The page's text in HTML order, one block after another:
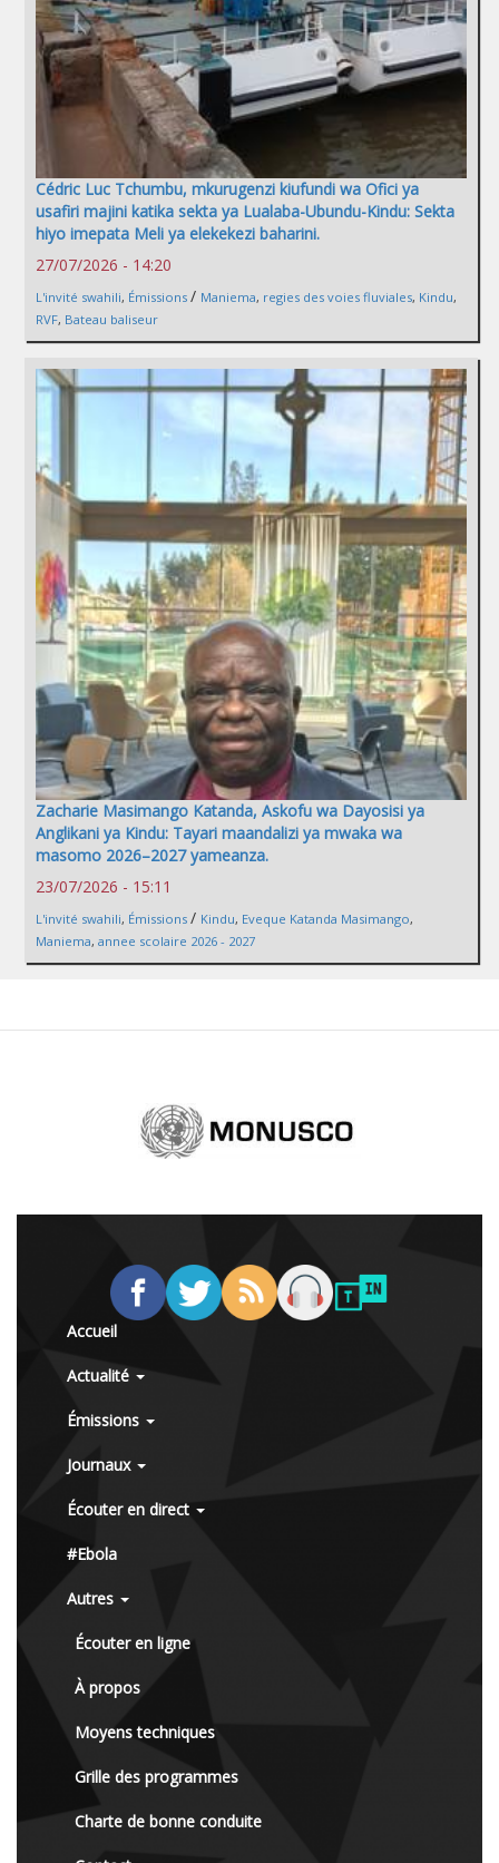
Cédric Luc Tchumbu, mkurugenzi kiufundi wa Ofici ya
usafiri majini katika sekta ya Lualaba-Ubundu-Kindu: Sekta
hiyo imepata Meli ya elekekezi baharini.
27/07/2026 - 14:20
L'invité swahili, Émissions / Maniema, regies des voies fluviales, Kindu,
RVF, Bateau baliseur
Zacharie Masimango Katanda, Askofu wa Dayosisi ya
Anglikani ya Kindu: Tayari maandalizi ya mwaka wa
masomo 2026–2027 yameanza.
23/07/2026 - 15:11
L'invité swahili, Émissions / Kindu, Eveque Katanda Masimango,
Maniema, annee scolaire 2026 - 2027
Accueil
Actualité
Émissions
Journaux
Écouter en direct
#Ebola
Autres
Écouter en ligne
À propos
Moyens techniques
Grille des programmes
Charte de bonne conduite